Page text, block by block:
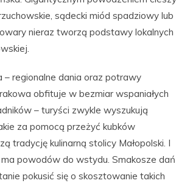
sądecki miód spadziowy lub
nieraz tworzą podstawy lokalnych
– regionalne dania oraz potrawy
obfituje w bezmiar wspaniałych
– turyści zwykle wyszukują
za pomocą przeżyć kubków
tradycję kulinarną stolicy Małopolski. I
powodów do wstydu. Smakosze dań
pokusić się o skosztowanie takich